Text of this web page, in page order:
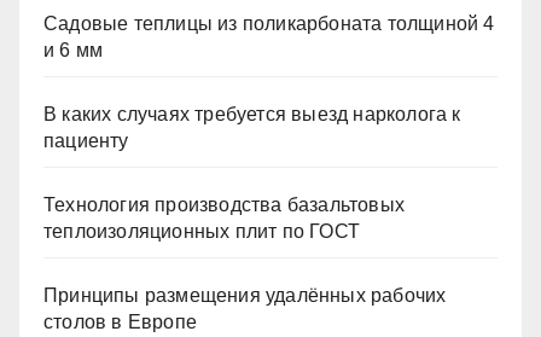
Садовые теплицы из поликарбоната толщиной 4
и 6 мм
В каких случаях требуется выезд нарколога к
пациенту
Технология производства базальтовых
теплоизоляционных плит по ГОСТ
Принципы размещения удалённых рабочих
столов в Европе